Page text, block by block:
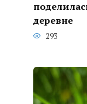
деревне
293